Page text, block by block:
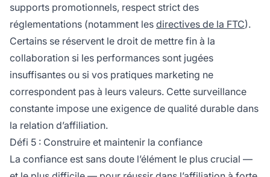
supports promotionnels, respect strict des
réglementations (notamment les directives de la FTC).
Certains se réservent le droit de mettre fin à la
collaboration si les performances sont jugées
insuffisantes ou si vos pratiques marketing ne
correspondent pas à leurs valeurs. Cette surveillance
constante impose une exigence de qualité durable dans
la relation d’affiliation.
Défi 5 : Construire et maintenir la confiance
La confiance est sans doute l’élément le plus crucial —